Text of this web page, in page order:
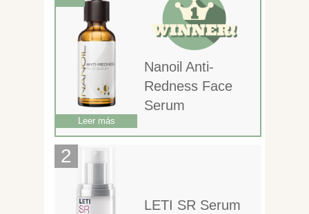
Nanoil Anti-
Redness Face
Serum
Leer más
LETI SR Serum